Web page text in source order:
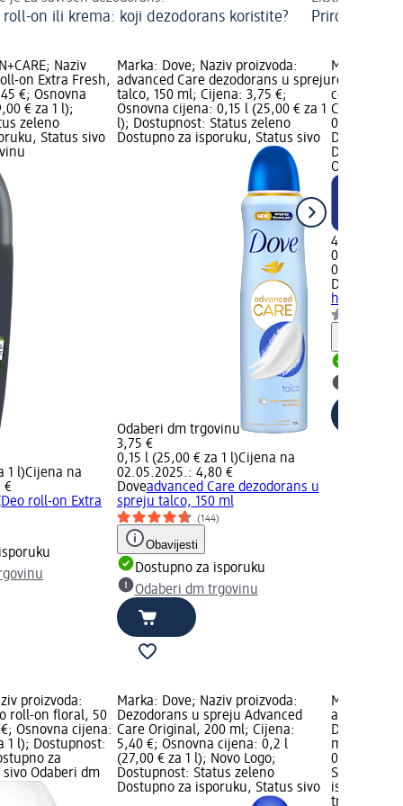
roll-on ili krema: koji dezodorans koristite? Prirodni
Naziv
on Extra Fresh,
€; Osnovna
€ za 1 l);
zeleno
Status sivo
1 l)Cijena na
€
Deo roll-on Extra
Marka: Dove; Naziv proizvoda:
advanced Care dezodorans u spreju
talco, 150 ml; Cijena: 3,75 €;
Osnovna cijena: 0,15 l (25,00 € za 1
l); Dostupnost: Status zeleno
Dostupno za isporuku, Status sivo
Odaberi dm trgovinu
3,75 €
0,15 l (25,00 € za 1 l)Cijena na
02.05.2025.: 4,80 €
Doveadvanced Care dezodorans u
spreju talco, 150 ml
(144)
Obavijesti
Dostupno za isporuku
Odaberi dm trgovinu
Marka:
roll-on
cotton &
Cijena:
0,05 l
Dostupno
Odaberi
4,45 €
0,05 l
Dove
h Fresh
proizvoda:
roll-on floral, 50
Osnovna cijena:
1 l); Dostupnost:
za
Odaberi dm
Marka: Dove; Naziv proizvoda:
Dezodorans u spreju Advanced
Care Original, 200 ml; Cijena:
5,40 €; Osnovna cijena: 0,2 l
(27,00 € za 1 l); Novo Logo;
Dostupnost: Status zeleno
Dostupno za isporuku, Status sivo
Marka:
advanced
Dragonfruit
ml; Cijena:
0,05 l
Status
isporuku,
trgovinu